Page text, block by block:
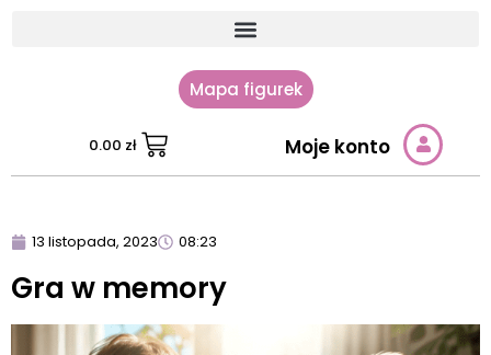
Mapa figurek
0.00 zł Moje konto
13 listopada, 2023 08:23
Gra w memory